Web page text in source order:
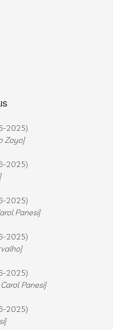
2025)
Zoyo]
2025)
2025)
Panesi]
2025)
2025)
Panesi]
2025)